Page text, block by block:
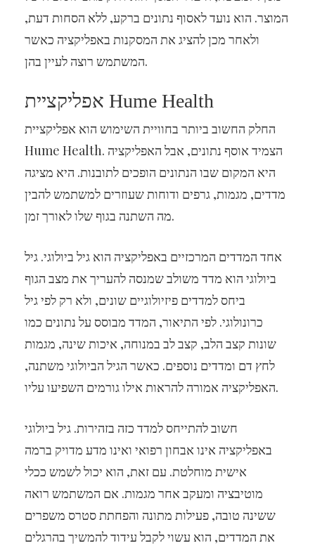
המוצר. הוא נועד לאסוף נתונים ברקע, ללא הסחות דעת,
ולאחר מכן להציג את המסקנות באפליקציה כאשר
המשתמש רוצה לעיין בהן.
אפליקציית Hume Health
החלק החשוב ביותר בחוויית השימוש הוא אפליקציית
Hume Health. הצמיד אוסף נתונים, אבל האפליקציה
היא המקום שבו הנתונים הופכים לתובנות. היא מציגה
מדדים, מגמות, גרפים ודוחות שעוזרים למשתמש להבין
מה השתנה בגוף שלו לאורך זמן.
אחד המדדים המרכזיים באפליקציה הוא גיל ביולוגי. גיל
ביולוגי הוא מדד משולב שמנסה להעריך את מצב הגוף
ביחס למדדים פיזיולוגיים שונים, ולא רק לפי גיל
כרונולוגי. לפי התיאור, המדד מבוסס על נתונים כמו
שונות קצב הלב, קצב לב במנוחה, איכות שינה, מגמות
לחץ דם ומדדים נוספים. כאשר הגיל הביולוגי משתנה,
האפליקציה אמורה להראות אילו גורמים השפיעו עליו.
חשוב להתייחס למדד כזה בזהירות. גיל ביולוגי
באפליקציה אינו אבחון רפואי ואינו מדע מדויק ברמה
אישית מוחלטת. עם זאת, הוא יכול לשמש ככלי
מוטיבציה ומעקב אחר מגמות. אם המשתמש רואה
ששינה טובה, פעילות מתונה והפחתת סטרס משפרים
את המדדים, הוא עשוי לקבל עידוד להמשיך בהרגלים